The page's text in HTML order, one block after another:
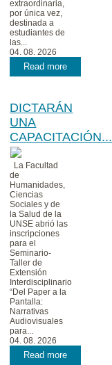
extraordinaria,
por única vez,
destinada a
estudiantes de
las...
04. 08. 2026
Read more
DICTARÁN
UNA
CAPACITACIÓN...
La Facultad
de
Humanidades,
Ciencias
Sociales y de
la Salud de la
UNSE abrió las
inscripciones
para el
Seminario-
Taller de
Extensión
Interdisciplinario
“Del Paper a la
Pantalla:
Narrativas
Audiovisuales
para...
04. 08. 2026
Read more